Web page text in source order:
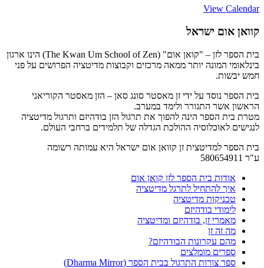
View Calendar
קוואן אום ישראל
בית הספר לזן – "קואן אום" (The Kwan Um School of Zen) הינו ארגון
בינלאומי המונה יותר ממאה מרכזים וקבוצות מדיטציה הפרושים על פני
חמש יבשות.
בית הספר נוסד על ידי זן מאסטר סונג סאן – הזן מאסטר הקוריאני
הראשון אשר התגורר ולימד במערב.
מטרת בית הספר הינה להפוך את תרגול הזן בודהיזם ותרגול מדיטציה
לנגישים לאוכלוסיה ההולכת הגדלה של תלמידים ברחבי העולם.
בית הספר למדיטצית זן קוואן אום ישראל היא עמותה רשומה
ע"ר 580654911
אודות בית הספר לזן קואן אום
איך להתחיל לתרגל מדיטציה
טכניקות מדיטציה
לימודי בודהיזם
מאמרי זן, בודהיזם ומדיטציה
מה זה זן
מהם עקרונות הבודהיזם?
ספרים מומלצים
ספר צורות התרגול בבית הספר (Dharma Mirror)